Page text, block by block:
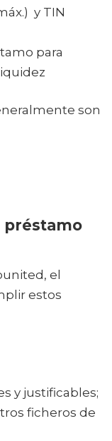
y TIN
para
son
préstamo
el
estos
y justificables;
ficheros de